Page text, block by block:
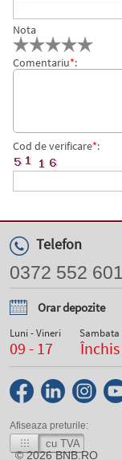
Nota
Comentariu*:
Cod de verificare*:
Telefon
0372 552 601
Orar depozite
Luni - Vineri
09 - 17
Sambata
Închis
Afiseaza preturile:
cu TVA
© 2026BNB.RO